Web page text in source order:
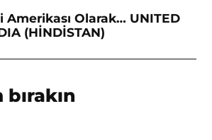
Amerikası Olarak… UNITED
(HİNDİSTAN)